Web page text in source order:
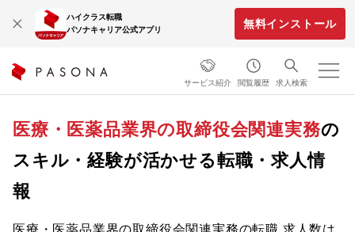
ハイクラス転職
パソナキャリア公式アプリ
無料インストール
サービス紹介 閲覧履歴 求人検索
医療・医薬品業界の取締役会関連実務の
スキル・経験が活かせる転職・求人情
報
医療・医薬品業界の取締役会関連実務の転職 求人数は